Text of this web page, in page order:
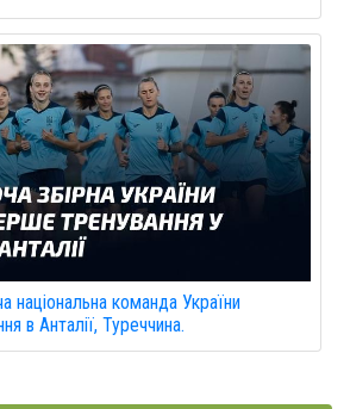
національна команда України
в Анталії, Туреччина.